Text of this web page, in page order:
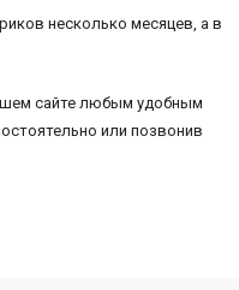
несколько месяцев, а в
сайте любым удобным
или позвонив